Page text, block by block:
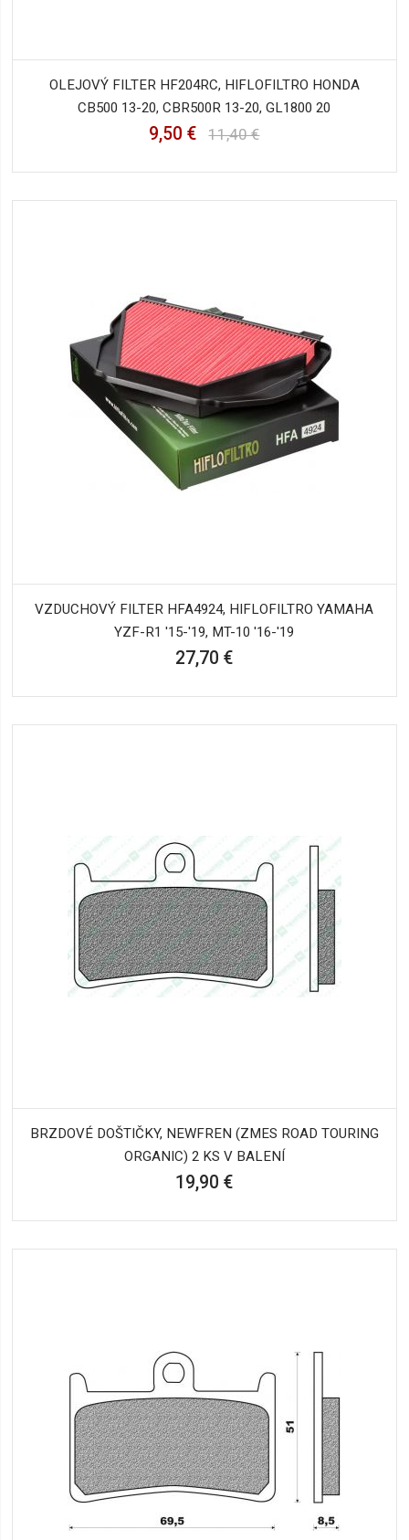
OLEJOVÝ FILTER HF204RC, HIFLOFILTRO HONDA
CB500 13-20, CBR500R 13-20, GL1800 20
9,50 € 11,40 €
VZDUCHOVÝ FILTER HFA4924, HIFLOFILTRO YAMAHA
YZF-R1 '15-'19, MT-10 '16-'19
27,70 €
BRZDOVÉ DOŠTIČKY, NEWFREN (ZMES ROAD TOURING
ORGANIC) 2 KS V BALENÍ
19,90 €